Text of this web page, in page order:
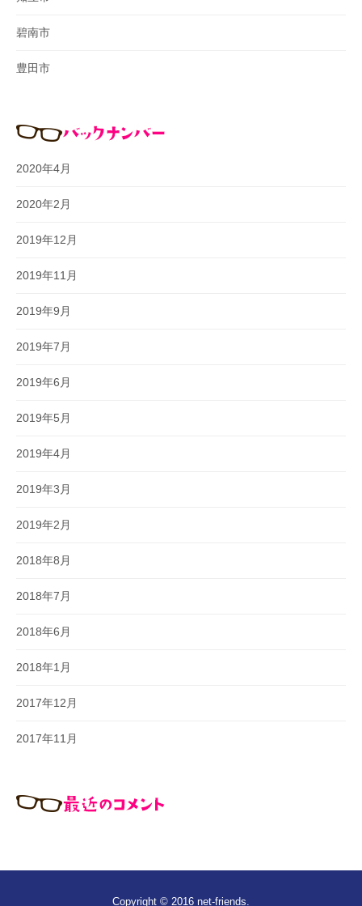
碧南市
豊田市
2020年4月
2020年2月
2019年12月
2019年11月
2019年9月
2019年7月
2019年6月
2019年5月
2019年4月
2019年3月
2019年2月
2018年8月
2018年7月
2018年6月
2018年1月
2017年12月
2017年11月
Copyright © 2016 net-friends.